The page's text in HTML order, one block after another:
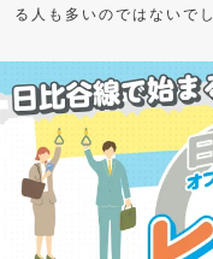
る人も多いのではないで
けたい！」とお悩みの方
まざまなグルメの“通（ツ
ない、超オススメスポッ
カテゴリーがあったら